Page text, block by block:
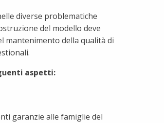
diverse problematiche
del modello deve
mantenimento della qualità di
aspetti:
garanzie alle famiglie del